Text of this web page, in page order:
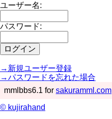
ユーザー名:
パスワード:
→新規ユーザー登録
→パスワードを忘れた場合
mmlbbs6.1 for sakuramml.com
© kujirahand